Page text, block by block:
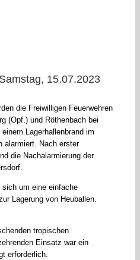
15.07.2023
die Freiwilligen Feuerwehren
(Opf.) und Röthenbach bei
Lagerhallenbrand im
alarmiert. Nach erster
die Nachalarmierung der
sich um eine einfache
Lagerung von Heuballen.
tropischen
Einsatz war ein
erforderlich.